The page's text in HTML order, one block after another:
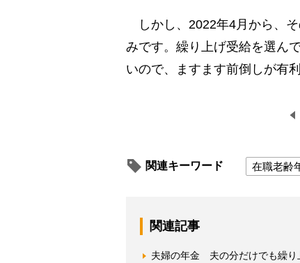
しかし、2022年4月から、
みです。繰り上げ受給を選ん
いので、ますます前倒しが有
関連キーワード 在職老齢
関連記事
夫婦の年金 夫の分だけでも繰り